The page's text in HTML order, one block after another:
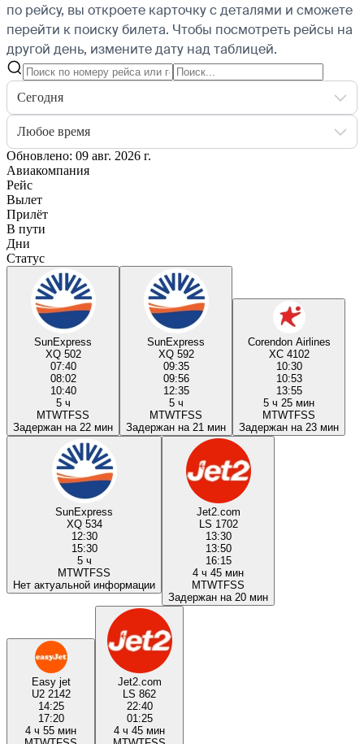
по рейсу, вы откроете карточку с деталями и сможете
перейти к поиску билета. Чтобы посмотреть рейсы на
другой день, измените дату над таблицей.
Сегодня
Любое время
Обновлено: 09 авг. 2026 г.
Авиакомпания
Рейс
Вылет
Прилёт
В пути
Дни
Статус
SunExpress
XQ 502
07:40
08:02
10:40
5 ч
MTWTFSS
Задержан на 22 мин
SunExpress
XQ 592
09:35
09:56
12:35
5 ч
MTWTFSS
Задержан на 21 мин
Corendon Airlines
XC 4102
10:30
10:53
13:55
5 ч 25 мин
MTWTFSS
Задержан на 23 мин
SunExpress
XQ 534
12:30
15:30
5 ч
MTWTFSS
Нет актуальной информации
Jet2.com
LS 1702
13:30
13:50
16:15
4 ч 45 мин
MTWTFSS
Задержан на 20 мин
Easy jet
U2 2142
14:25
17:20
4 ч 55 мин
Jet2.com
LS 862
22:40
01:25
4 ч 45 мин